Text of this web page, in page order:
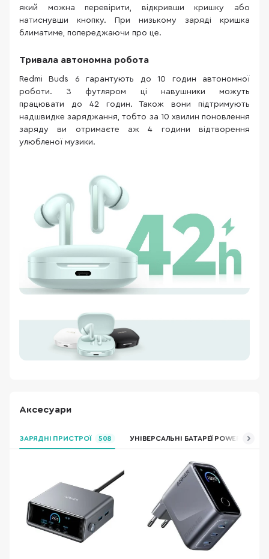
який можна перевірити, відкривши кришку або
натиснувши кнопку. При низькому заряді кришка
блиматиме, попереджаючи про це.
Тривала автономна робота
Redmi Buds 6 гарантують до 10 годин автономної
роботи. З футляром ці навушники можуть
працювати до 42 годин. Також вони підтримують
надшвидке заряджання, тобто за 10 хвилин поновлення
заряду ви отримаєте аж 4 години відтворення
улюбленої музики.
Аксесуари
ЗАРЯДНІ ПРИСТРОЇ 508 УНІВЕРСАЛЬНІ БАТАРЕЇ POWER BANK